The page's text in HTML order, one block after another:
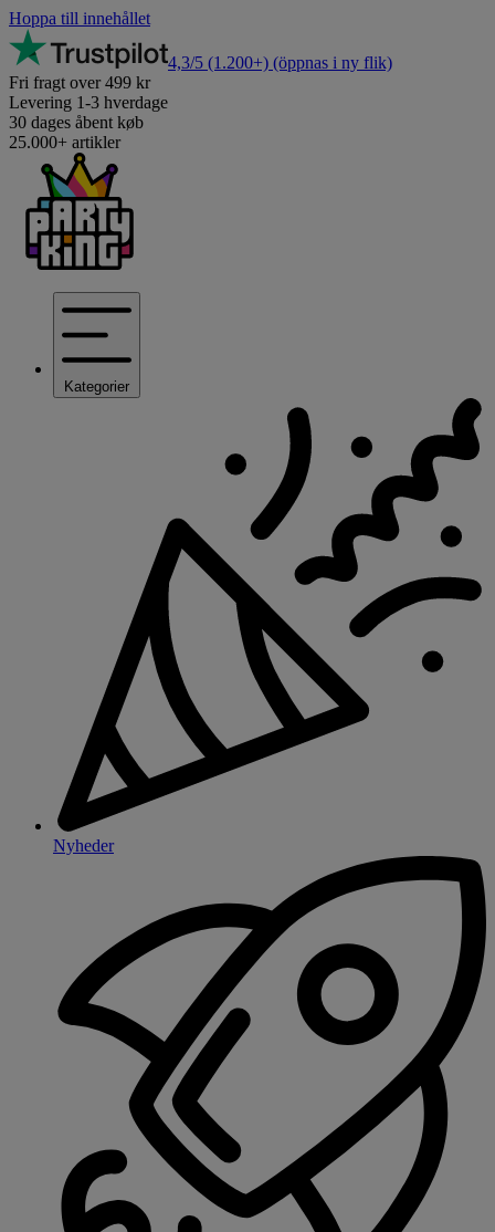
Hoppa till innehållet
4,3/5 (1.200+) (öppnas i ny flik)
Fri fragt over 499 kr
Levering 1-3 hverdage
30 dages åbent køb
25.000+ artikler
Kategorier
Nyheder